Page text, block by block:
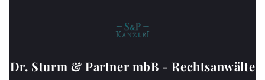
Dr. Sturm & Partner mbB - Rechtsanwälte